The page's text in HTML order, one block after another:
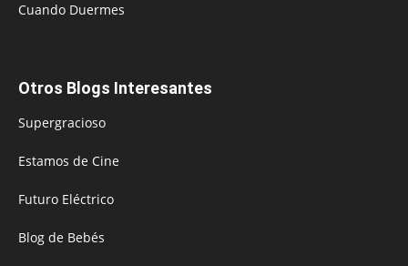
Cuando Duermes
Otros Blogs Interesantes
Supergracioso
Estamos de Cine
Futuro Eléctrico
Blog de Bebés